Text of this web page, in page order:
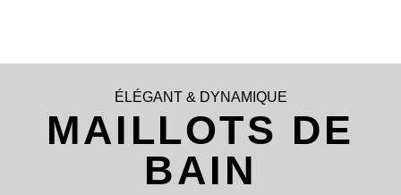
ÉLÉGANT & DYNAMIQUE
MAILLOTS DE
BAIN